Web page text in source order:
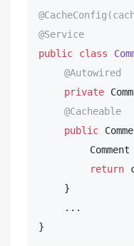
@Service
public
class
@Autowired
private
@Cacheable
public
Comment
return
    }
    ...
}